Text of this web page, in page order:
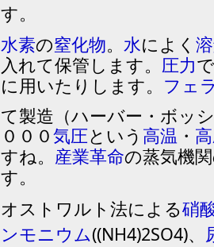
す。
水素の窒化物。 水によく
入れて保管します。 圧力
に用いたりします。 フェ
て製造 （ハーバー ・ ボッ
０００気圧という 高温 ・
すね。 産業革命の蒸気機
す。
オスト ワルト 法による硝
ンモニウム((NH4)2SO4)、